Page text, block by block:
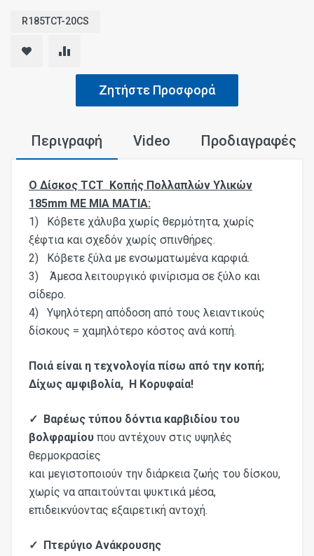
R185TCT-20CS
Ζητήστε Προσφορά
Περιγραφή Video Προδιαγραφές
Ο Δίσκος TCT Κοπής Πολλαπλών Υλικών
185mm ΜΕ ΜΙΑ ΜΑΤΙΑ:
1) Κόβετε χάλυβα χωρίς θερμότητα, χωρίς
ξέφτια και σχεδόν χωρίς σπινθήρες.
2) Κόβετε ξύλα με ενσωματωμένα καρφιά.
3) Άμεσα λειτουργικό φινίρισμα σε ξύλο και
σίδερο.
4) Υψηλότερη απόδοση από τους λειαντικούς
δίσκους = χαμηλότερο κόστος ανά κοπή.
Ποιά είναι η τεχνολογία πίσω από την κοπή;
Δίχως αμφιβολία, Η Κορυφαία!
✓ Βαρέως τύπου δόντια καρβιδίου του
βολφραμίου που αντέχουν στις υψηλές
θερμοκρασίες
και μεγιστοποιούν την διάρκεια ζωής του δίσκου,
χωρίς να απαιτούνται ψυκτικά μέσα,
επιδεικνύοντας εξαιρετική αντοχή.
✓ Πτερύγιο Ανάκρουσης